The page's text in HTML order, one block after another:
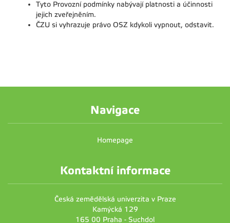
Tyto Provozní podmínky nabývají platnosti a účinnosti
jejich zveřejněním.
ČZU si vyhrazuje právo OSZ kdykoli vypnout, odstavit.
Navigace
Homepage
Kontaktní informace
Česká zemědělská univerzita v Praze
Kamýcká 129
165 00 Praha - Suchdol